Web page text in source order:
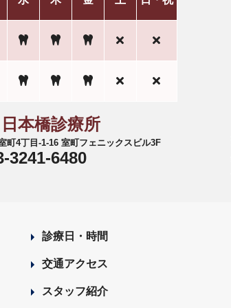
本橋診療所
町4丁目-1-16 室町フェニックスビル3F
3241-6480
診療日・時間
交通アクセス
スタッフ紹介